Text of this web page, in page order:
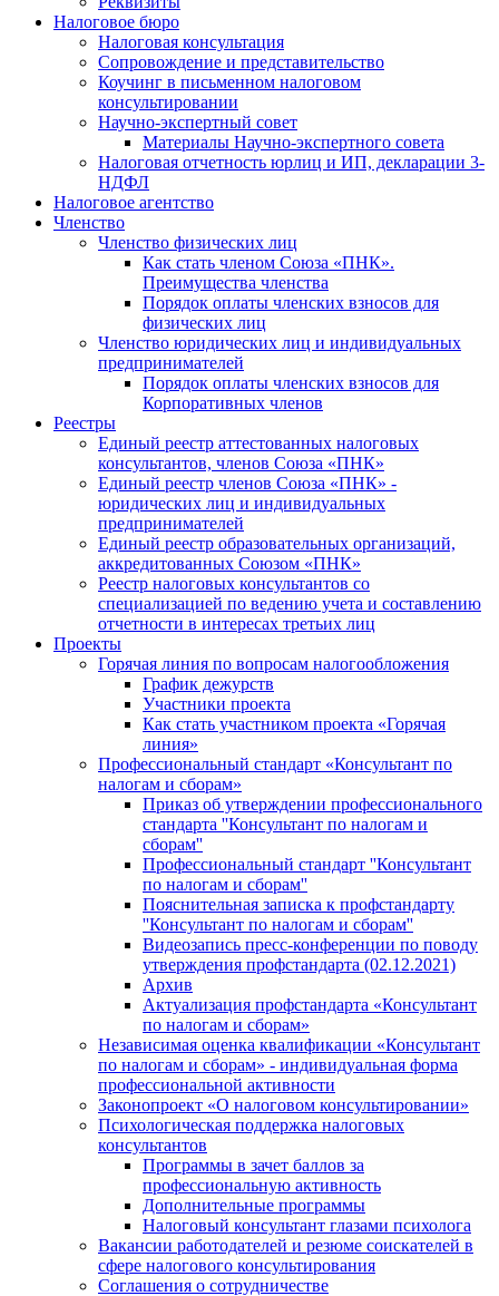
Налоговое бюро
Налоговая консультация
Cопровождение и представительство
Коучинг в письменном налоговом
консультировании
Научно-экспертный совет
Материалы Научно-экспертного совета
Налоговая отчетность юрлиц и ИП, декларации 3-
НДФЛ
Налоговое агентство
Членство
Членство физических лиц
Как стать членом Союза «ПНК».
Преимущества членства
Порядок оплаты членских взносов для
физических лиц
Членство юридических лиц и индивидуальных
предпринимателей
Порядок оплаты членских взносов для
Корпоративных членов
Реестры
Единый реестр аттестованных налоговых
консультантов, членов Союза «ПНК»
Единый реестр членов Союза «ПНК» -
юридических лиц и индивидуальных
предпринимателей
Единый реестр образовательных организаций,
аккредитованных Союзом «ПНК»
Реестр налоговых консультантов со
специализацией по ведению учета и составлению
отчетности в интересах третьих лиц
Проекты
Горячая линия по вопросам налогообложения
График дежурств
Участники проекта
Как стать участником проекта «Горячая
линия»
Профессиональный стандарт «Консультант по
налогам и сборам»
Приказ об утверждении профессионального
стандарта ''Консультант по налогам и
сборам''
Профессиональный стандарт ''Консультант
по налогам и сборам''
Пояснительная записка к профстандарту
''Консультант по налогам и сборам''
Видеозапись пресс-конференции по поводу
утверждения профстандарта (02.12.2021)
Архив
Актуализация профстандарта «Консультант
по налогам и сборам»
Независимая оценка квалификации «Консультант
по налогам и сборам» - индивидуальная форма
профессиональной активности
Законопроект «О налоговом консультировании»
Психологическая поддержка налоговых
консультантов
Программы в зачет баллов за
профессиональную активность
Дополнительные программы
Налоговый консультант глазами психолога
Вакансии работодателей и резюме соискателей в
сфере налогового консультирования
Соглашения о сотрудничестве